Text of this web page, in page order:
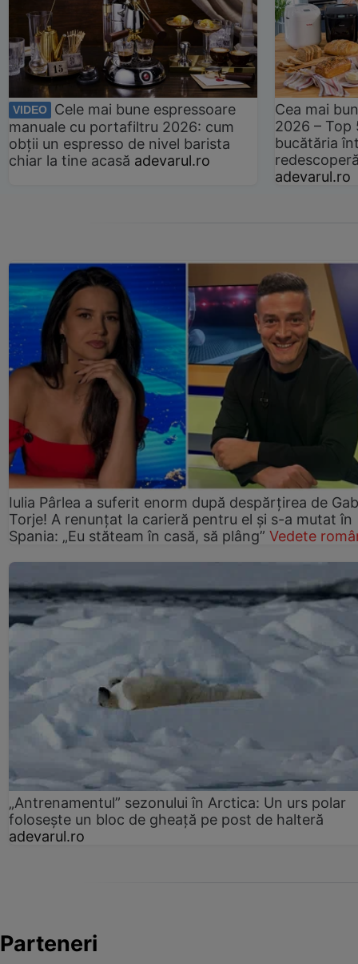
VIDEO
Cele mai bune espressoare
manuale cu portafiltru 2026: cum
obții un espresso de nivel barista
chiar la tine acasă adevarul.ro
Cea mai
2026 –
bucătăria
adevarul.ro
Iulia Pârlea a suferit enorm după despărțirea de
Torje! A renunțat la carieră pentru el și s-a mutat în
Spania: „Eu stăteam în casă, să plâng” Vedete
„Antrenamentul” sezonului în Arctica: Un urs polar
folosește un bloc de gheață pe post de halteră
adevarul.ro
Parteneri